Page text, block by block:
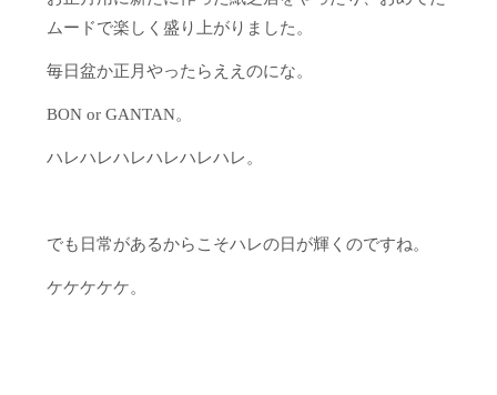
ムードで楽しく盛り上がりました。
毎日盆か正月やったらええのにな。
BON or GANTAN。
ハレハレハレハレハレハレ。
でも日常があるからこそハレの日が輝くのですね。
ケケケケケ。